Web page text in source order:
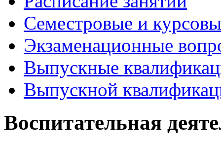
Семестровые и
Экзаменационные
Выпускные
Выпускной
Воспитательная